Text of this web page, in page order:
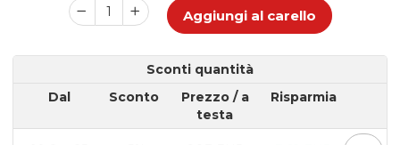
Scatole per 5–6 Macarons con
Finestra Decorata Effetto Pizzo
Scatole per Praline con Separatore
Scatole Piccole con Nastro e
Cassetto per Macarons
Scatole Piccole per 2–10 Macarons
Aggiungi al carello
Sconti quantità
Dal
Sconto Prezzo / a
testa
Risparmia